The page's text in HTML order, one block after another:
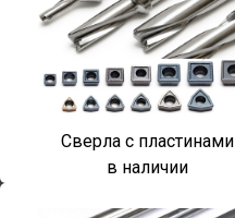
Сверла с пластинами
в наличии